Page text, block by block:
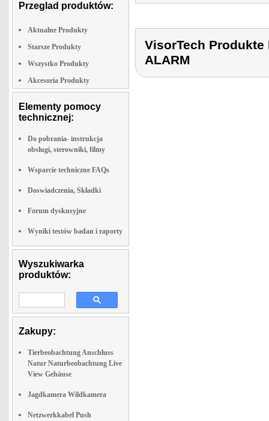
Przeglad produktów:
Aktualne Produkty
Starsze Produkty
Wszystko Produkty
Akcesoria Produkty
Elementy pomocy
technicznej:
Do pobrania- instrukcja
obslugi, sterowniki, filmy
Wsparcie techniczne FAQs
Doswiadczenia, Składki
Forum dyskusyjne
Wyniki testów badan i raporty
Wyszukiwarka
produktów:
Zakupy:
Tierbeobachtung Anschluss
Natur Naturbeobachtung Live
View Gehäuse
Jagdkamera Wildkamera
Netzwerkkabel Push
VisorTech Produkte
ALARM